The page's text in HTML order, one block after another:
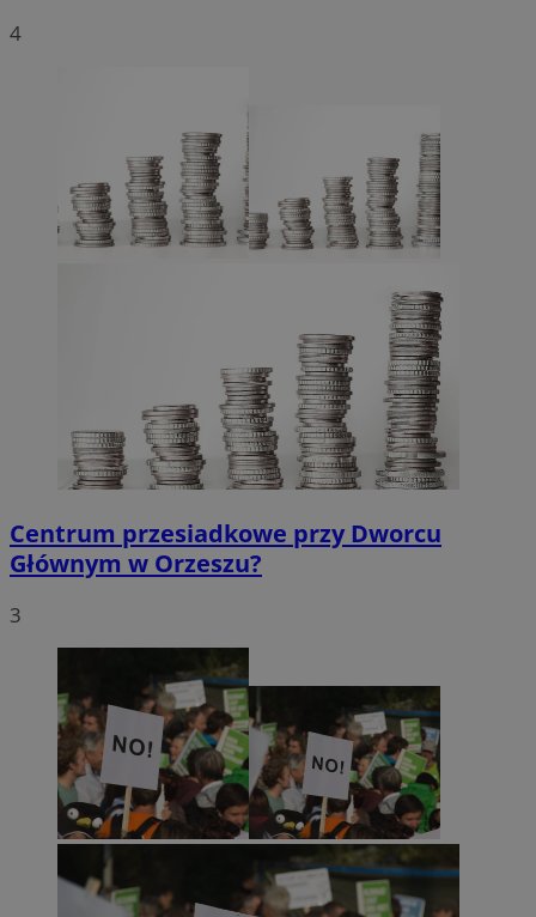
4
Centrum przesiadkowe przy Dworcu
Głównym w Orzeszu?
3